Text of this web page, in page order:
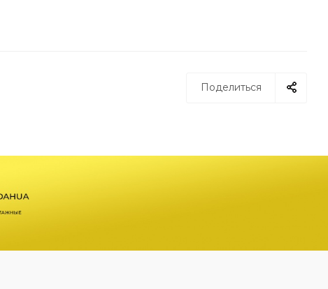
Поделиться